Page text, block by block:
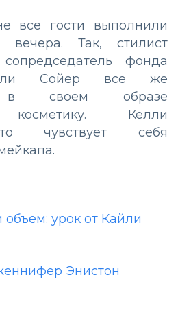
все гости выполнили
вечера. Так, стилист
фонда
Сойер все же
в своем образе
косметику. Келли
чувствует себя
объем: урок от Кайли
Энистон